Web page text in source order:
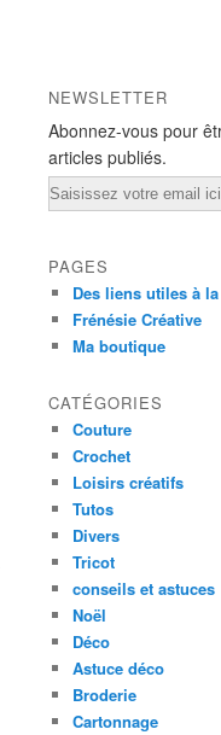
NEWSLETTER
Abonnez-vous pour
articles publiés.
Email
PAGES
Des liens utiles à
Frénésie Créative
Ma boutique
CATÉGORIES
Couture
Crochet
Loisirs créatifs
Tutos
Divers
Tricot
conseils et astuces
Noël
Déco
Astuce déco
Broderie
Cartonnage